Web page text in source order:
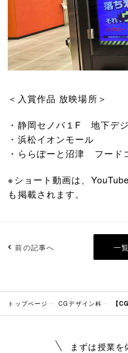
＜入賞作品 放映場所＞
・静岡セノバ１F 地下デ
・浜松イオンモール
・ららぽーと沼津 フード
※ショート動画は、
も掲載されます。
前の記事へ 一
トップページ CGデザイン科 【
まずは授業を